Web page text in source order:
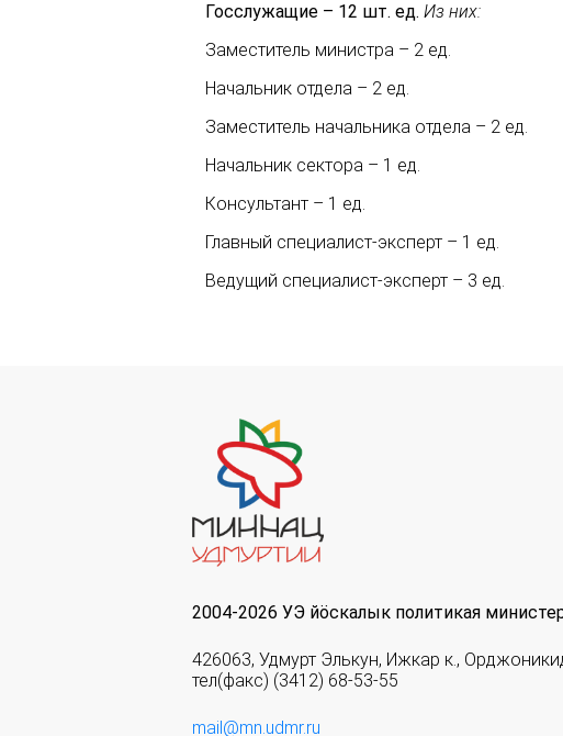
Госслужащие – 12 шт. ед. Из них:
Заместитель министра – 2 ед.
Начальник отдела – 2 ед.
Заместитель начальника отдела – 2 ед.
Начальник сектора – 1 ед.
Консультант – 1 ед.
Главный специалист-эксперт – 1 ед.
Ведущий специалист-эксперт – 3 ед.
2004-2026 УЭ йöскалык политикая
426063, Удмурт Элькун, Ижкар к.,
тел(факс) (3412) 68-53-55
mail@mn.udmr.ru